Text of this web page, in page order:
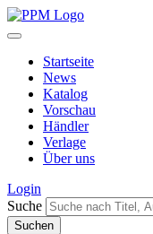
Startseite
News
Katalog
Vorschau
Händler
Verlage
Über uns
Login
Suche